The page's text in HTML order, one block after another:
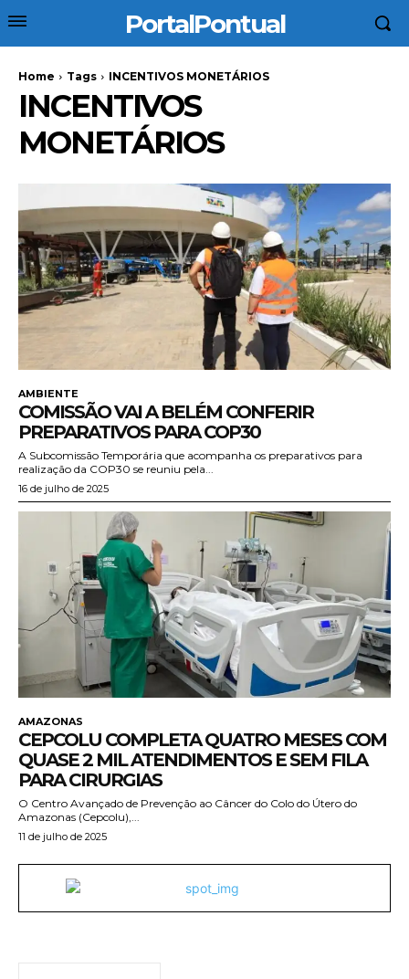
PortalPontual
Home Tags INCENTIVOS MONETÁRIOS
INCENTIVOS
MONETÁRIOS
AMBIENTE
COMISSÃO VAI A BELÉM CONFERIR
PREPARATIVOS PARA COP30
A Subcomissão Temporária que acompanha os preparativos para
realização da COP30 se reuniu pela...
16 de julho de 2025
AMAZONAS
CEPCOLU COMPLETA QUATRO MESES COM
QUASE 2 MIL ATENDIMENTOS E SEM FILA
PARA CIRURGIAS
O Centro Avançado de Prevenção ao Câncer do Colo do Útero do
Amazonas (Cepcolu),...
11 de julho de 2025